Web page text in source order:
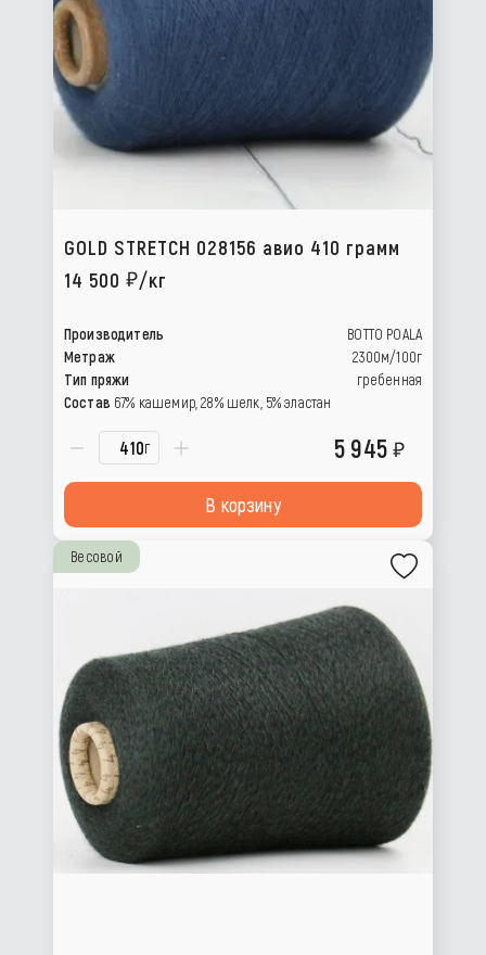
GOLD STRETCH 028156 авио 410 грамм
14 500
/кг
Производитель
BOTTO POALA
Метраж
2300м/100г
Тип пряжи
гребенная
Состав 67% кашемир, 28% шелк, 5% эластан
г 5 945
В корзину
Весовой